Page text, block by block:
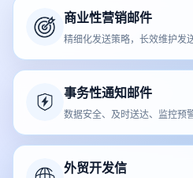
商业性营销邮件
精细化发送策略，长效维护发
事务性通知邮件
数据安全、及时送达、监控预
外贸开发信